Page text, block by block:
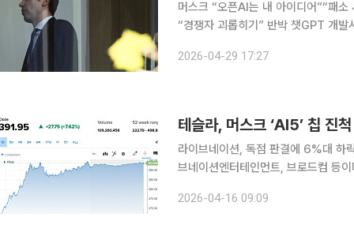
머스크 “오픈AI는 내 아이디어”“패
“경쟁자 괴롭히기” 반박 챗GPT 개
을 문제 삼아 제기한 소송 첫 재판에
2026-04-29 17:27
라이브네이션, 독점 판결에 6%대 하
브네이션엔터테인먼트, 브로드컴 등이다. 테슬라는 전 거래일 대비 7.62% 상승한
2026-04-16 09:09